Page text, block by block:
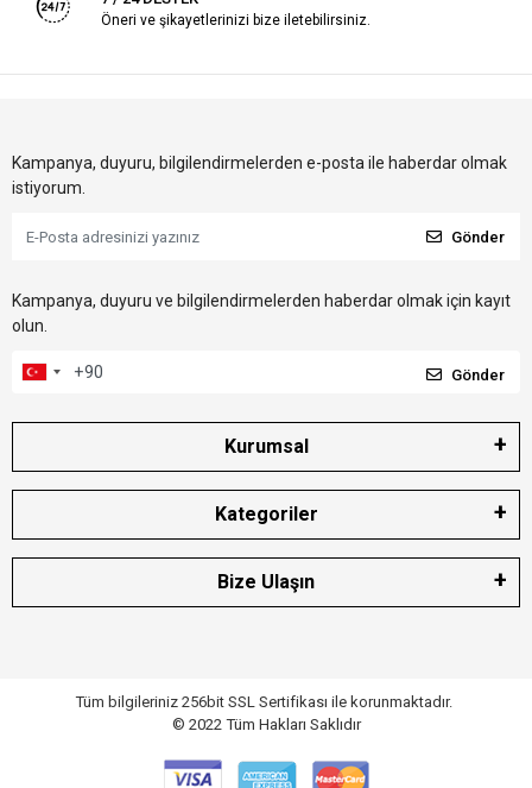
Öneri ve şikayetlerinizi bize iletebilirsiniz.
Kampanya, duyuru, bilgilendirmelerden e-posta ile haberdar olmak
istiyorum.
Gönder
Kampanya, duyuru ve bilgilendirmelerden haberdar olmak için kayıt
olun.
Gönder
Kurumsal
Kategoriler
Bize Ulaşın
Tüm bilgileriniz 256bit SSL Sertifikası ile korunmaktadır.
© 2022 Tüm Hakları Saklıdır